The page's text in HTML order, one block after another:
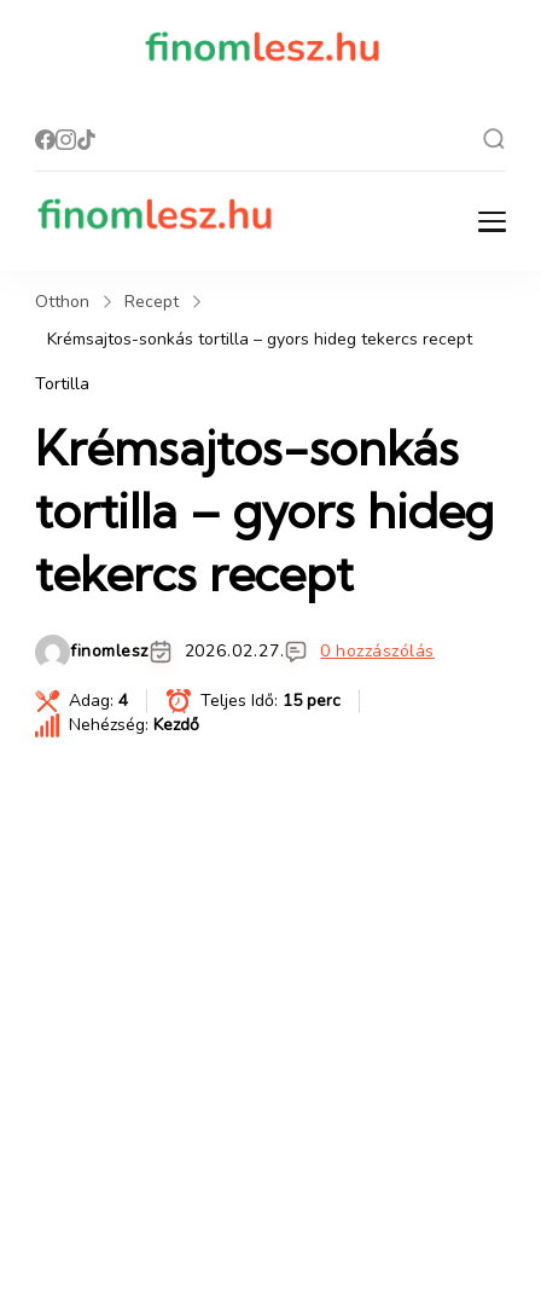
finomlesz.hu
Recept, ami finom lesz.
Otthon
Recept
Krémsajtos-sonkás tortilla – gyors hideg tekercs recept
Tortilla
Krémsajtos-sonkás
tortilla – gyors hideg
tekercs recept
finomlesz 2026.02.27. 0 hozzászólás
Adag: 4 Teljes Idő: 15 perc
Nehézség: Kezdő